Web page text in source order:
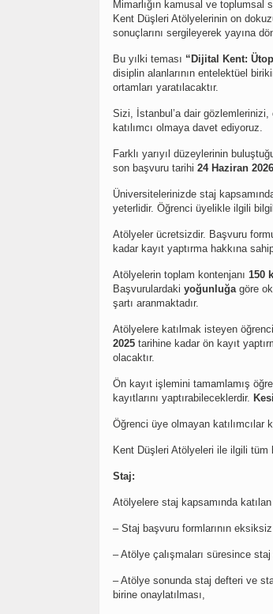
Mimarlığın kamusal ve toplumsal
Kent Düşleri Atölyelerinin on
sonuçlarını sergileyerek yayına
Bu yılki teması “Dijital Kent:
disiplin alanlarının entelektüel
ortamları yaratılacaktır.
Sizi, İstanbul’a dair gözlemlerinizi,
katılımcı olmaya davet ediyoruz.
Farklı yarıyıl düzeylerinin
son başvuru tarihi 24 Haziran 2026
Üniversitelerinizde staj
yeterlidir. Öğrenci üyelikle ilgili
Atölyeler ücretsizdir. Başvuru
kadar kayıt yaptırma hakkına
Atölyelerin toplam kontenjanı 150
Başvurulardaki yoğunluğagöre
şartı aranmaktadır.
Atölyelere katılmak isteyen
2025 tarihine kadar ön kayıt
olacaktır.
Ön kayıt işlemini tamamlamış
kayıtlarını yaptırabileceklerdir.
Öğrenci üye olmayan katılımcılar
Kent Düşleri Atölyeleri ile ilgili
Staj:
Atölyelere staj kapsamında
– Staj başvuru formlarının
– Atölye çalışmaları süresince
– Atölye sonunda staj defteri ve
birine onaylatılması,